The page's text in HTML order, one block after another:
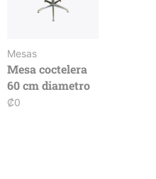
Mesas
Mesa coctelera
60 cm diametro
₡0